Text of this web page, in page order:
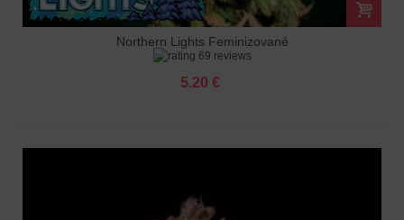
Northern Lights Feminizované
69 reviews
5.20 €